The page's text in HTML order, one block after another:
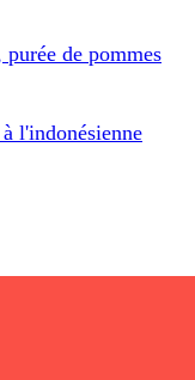
de pommes
l'indonésienne